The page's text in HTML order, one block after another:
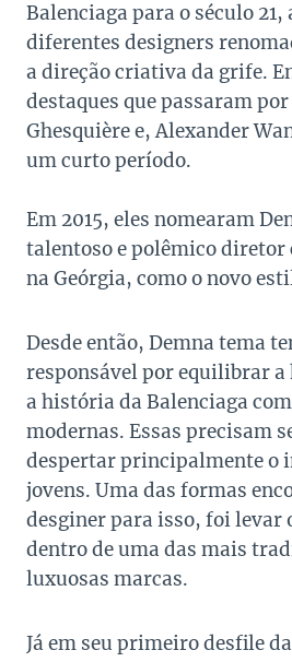
Balenciaga para o século
diferentes designers
a direção criativa da grife.
destaques que passaram
Ghesquière e, Alexander
um curto período.
Em 2015, eles nomearam
talentoso e polêmico
na Geórgia, como o novo
Desde então, Demna tema
responsável por equilibrar a
a história da Balenciaga
modernas. Essas precisam
despertar principalmente o
jovens. Uma das formas
desginer para isso, foi levar
dentro de uma das mais
luxuosas marcas.
Já em seu primeiro desfile